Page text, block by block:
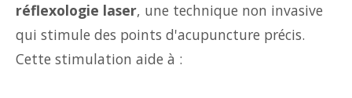
réflexologie laser, une technique non invasive
qui stimule des points d'acupuncture précis.
Cette stimulation aide à :